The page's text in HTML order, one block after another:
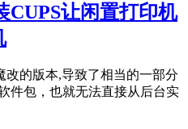
CUPS让闲置打印机
改的版本,导致了相当的一部分
件包，也就无法直接从后台实